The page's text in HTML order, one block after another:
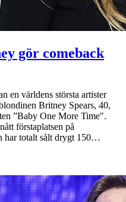
gör comeback
en världens största artister
Britney Spears, 40,
”Baby One More Time".
förstaplatsen på
har totalt sålt drygt 150…